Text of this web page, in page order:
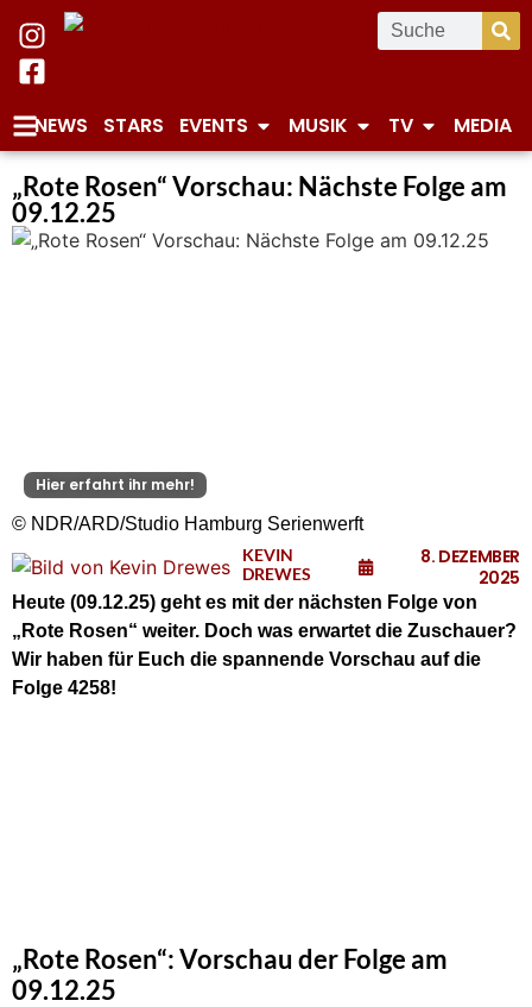
NEWS STARS EVENTS MUSIK TV MEDIA
„Rote Rosen“ Vorschau: Nächste Folge am
09.12.25
Hier erfahrt ihr mehr!
© NDR/ARD/Studio Hamburg Serienwerft
KEVIN
DREWES
8. DEZEMBER
2025
Heute (09.12.25) geht es mit der nächsten Folge von
„Rote Rosen“ weiter. Doch was erwartet die Zuschauer?
Wir haben für Euch die spannende Vorschau auf die
Folge 4258!
„Rote Rosen“: Vorschau der Folge am
09.12.25